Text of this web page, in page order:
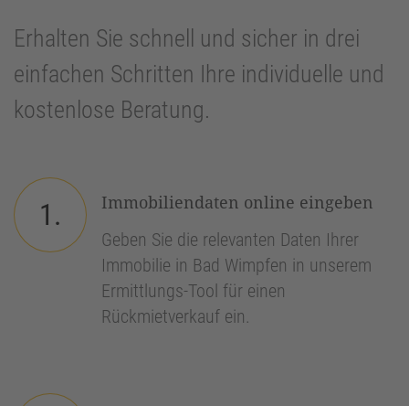
Erhalten Sie schnell und sicher in drei
einfachen Schritten Ihre individuelle und
kostenlose Beratung.
1.
Immobiliendaten online eingeben
Geben Sie die relevanten Daten Ihrer
Immobilie in Bad Wimpfen in unserem
Ermittlungs-Tool für einen
Rückmietverkauf ein.